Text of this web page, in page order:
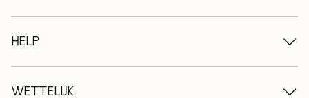
Houten tafels
Uitschuifbare tafels
Houten stoelen
HELP
Wie we zijn
WETTELIJK